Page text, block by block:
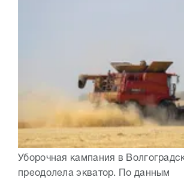
Уборочная кампания в
преодолела экватор. По данным